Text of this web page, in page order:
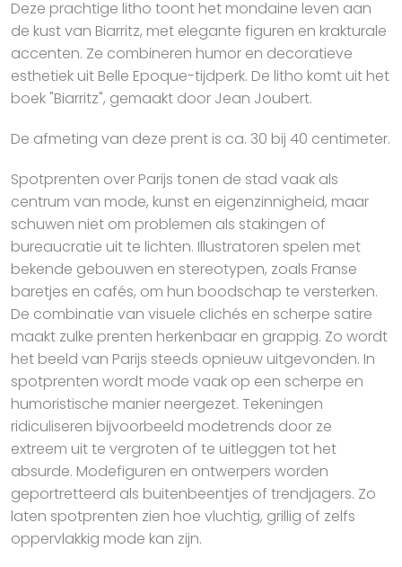
Deze prachtige litho toont het mondaine leven aan
de kust van Biarritz, met elegante figuren en krakturale
accenten. Ze combineren humor en decoratieve
esthetiek uit Belle Epoque-tijdperk. De litho komt uit het
boek "Biarritz", gemaakt door Jean Joubert.
De afmeting van deze prent is ca. 30 bij 40 centimeter.
Spotprenten over Parijs tonen de stad vaak als
centrum van mode, kunst en eigenzinnigheid, maar
schuwen niet om problemen als stakingen of
bureaucratie uit te lichten. Illustratoren spelen met
bekende gebouwen en stereotypen, zoals Franse
baretjes en cafés, om hun boodschap te versterken.
De combinatie van visuele clichés en scherpe satire
maakt zulke prenten herkenbaar en grappig. Zo wordt
het beeld van Parijs steeds opnieuw uitgevonden. In
spotprenten wordt mode vaak op een scherpe en
humoristische manier neergezet. Tekeningen
ridiculiseren bijvoorbeeld modetrends door ze
extreem uit te vergroten of te uitleggen tot het
absurde. Modefiguren en ontwerpers worden
geportretteerd als buitenbeentjes of trendjagers. Zo
laten spotprenten zien hoe vluchtig, grillig of zelfs
oppervlakkig mode kan zijn.